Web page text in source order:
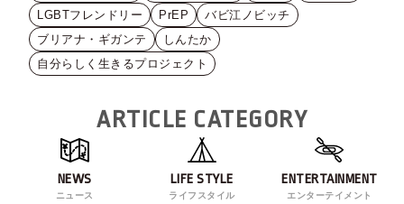
LGBTフレンドリー
PrEP
バビ江ノビッチ
ブリアナ・ギガンテ
しんたか
自分らしく生きるプロジェクト
ARTICLE CATEGORY
NEWS
ニュース
LIFE STYLE
ライフスタイル
ENTERTAINMENT
エンターテイメント